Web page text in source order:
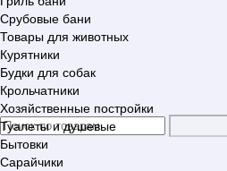
Срубовые бани
Товары для животных
Курятники
Будки для собак
Крольчатники
Хозяйственные постройки
Туалеты и душевые
Бытовки
Сарайчики